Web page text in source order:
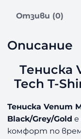
Отзиви (0)
Описание
Тениска
Tech T-
Тениска Venum
Black/Grey/Gold е
комфорт по